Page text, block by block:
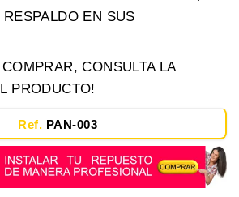
EN SUS
CONSULTA LA
PRODUCTO!
Ref. PAN-003